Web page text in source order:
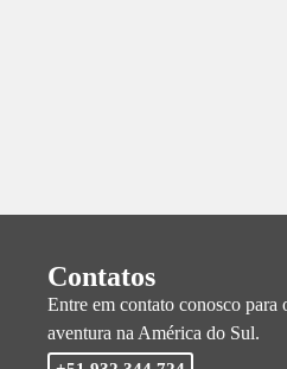
Contatos
Entre em contato conosco para
aventura na América do Sul.